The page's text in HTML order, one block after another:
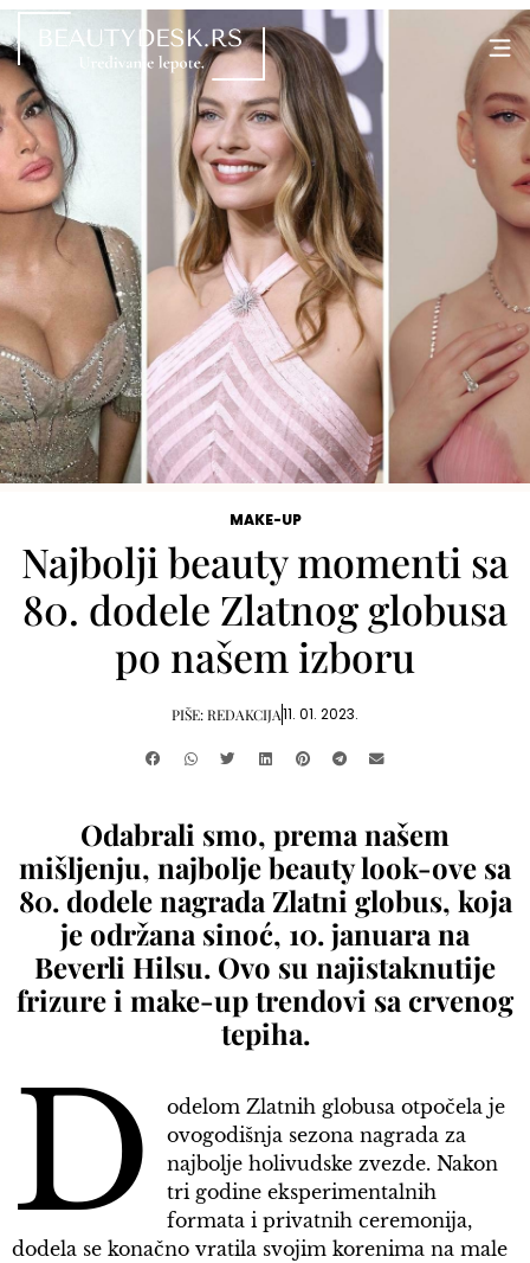
MAKE-UP
Najbolji beauty momenti sa
80. dodele Zlatnog globusa
po našem izboru
PIŠE:REDAKCIJA11. 01. 2023.
Odabrali smo, prema našem
mišljenju, najbolje beauty look-ove sa
80. dodele nagrada Zlatni globus, koja
je održana sinoć, 10. januara na
Beverli Hilsu. Ovo su najistaknutije
frizure i make-up trendovi sa crvenog
tepiha.
D
odelom Zlatnih globusa otpočela je
ovogodišnja sezona nagrada za
najbolje holivudske zvezde. Nakon
tri godine eksperimentalnih
formata i privatnih ceremonija,
dodela se konačno vratila svojim korenima na male